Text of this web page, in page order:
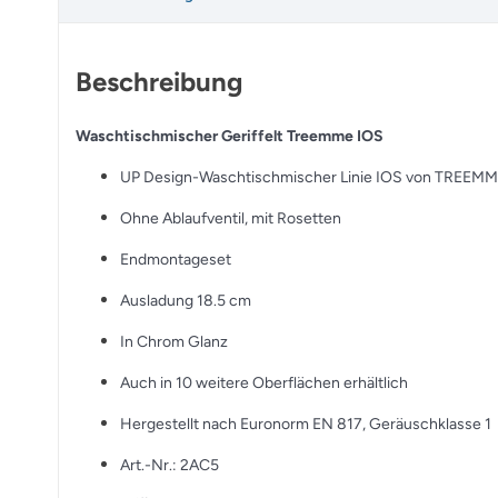
Beschreibung
Waschtischmischer Geriffelt Treemme IOS
UP Design-Waschtischmischer Linie IOS von
Ohne Ablaufventil, mit Rosetten
Endmontageset
Ausladung 18.5 cm
In Chrom Glanz
Auch in 10 weitere Oberflächen erhältlich
Hergestellt nach Euronorm EN 817, Geräuschklasse 1
Art.-Nr.: 2AC5